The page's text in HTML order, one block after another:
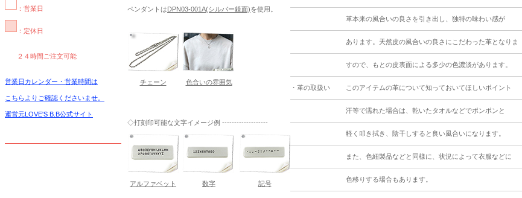
：営業日
：定休日
２４時間ご注文可能
営業日カレンダー・営業時間は
こちらよりご確認くださいませ。
運営元LOVE'S B.B公式サイト
ペンダントはDPN03-001A(シルバー鏡面)を使用。
チェーン 色合いの雰囲気
◇打刻印可能な文字イメージ例 -------------------
アルファベット 数字 記号
革本来の風合いの良さを引き出し、独特の味わい感が
あります。天然皮の風合いの良さにこだわった革となりま
すので、もとの皮表面による多少の色濃淡があります。
・革の取扱い このアイテムの革について知っておいてほしいポイント
汗等で濡れた場合は、乾いたタオルなどでポンポンと
軽く叩き拭き、陰干しすると良い風合いになります。
また、色紐製品などと同様に、状況によって衣服などに
色移りする場合もあります。